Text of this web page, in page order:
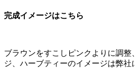
完成イメージはこちら
ブラウンをすこしピンクよりに調整
ジ、ハーブティーのイメージは弊社